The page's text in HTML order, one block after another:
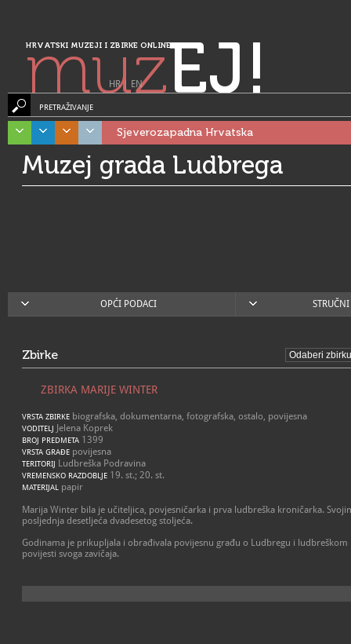
HRVATSKI MUZEJI I ZBIRKE ONLINE
muzEJ!
HR| EN
PRETRAŽIVANJE
Sjeverozapadna Hrvatska
Muzej grada Ludbrega
OPĆI PODACI
Zbirke
ZBIRKA MARIJE WINTER
VRSTA ZBIRKE biografska, dokumentarna, fotografska, ostalo, povijesna
VODITELJ Jelena Koprek
BROJ PREDMETA 1399
VRSTA GRAĐE povijesna
TERITORIJ Ludbreška Podravina
VREMENSKO RAZDOBLJE 19. st.; 20. st.
MATERIJAL papir
Marija Winter bila je učiteljica, povjesničarka i prva ludbreška kroničarka.
posljednja desetljeća dvadesetog stoljeća.
Godinama je prikupljala i obrađivala povijesnu građu o Ludbregu i
povijesti svoga zavičaja.